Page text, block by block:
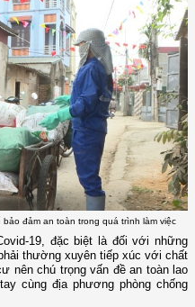
đảm an toàn trong quá trình làm việc
19, đặc biệt là đối với những
thường xuyên tiếp xúc với chất
nên chú trọng vấn đề an toàn lao
cùng địa phương phòng chống